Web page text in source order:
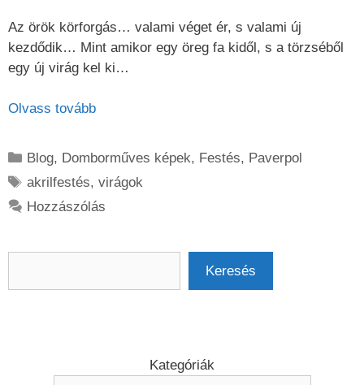
Az örök körforgás… valami véget ér, s valami új
kezdődik… Mint amikor egy öreg fa kidől, s a törzséből
egy új virág kel ki…
Olvass tovább
Kategória
Blog, Domborműves képek, Festés, Paverpol
Címkék
akrilfestés,virágok
Hozzászólás
Keresés
Kategóriák